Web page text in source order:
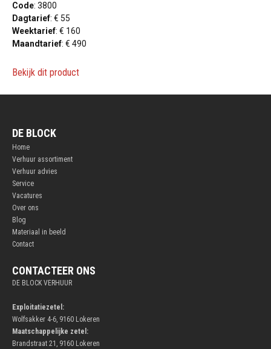
Code: 3800
Dagtarief: € 55
Weektarief: € 160
Maandtarief: € 490
Bekijk dit product
DE BLOCK
Home
Verhuur assortiment
Verhuur advies
Service
Vacatures
Over ons
Blog
Materiaal in beeld
Contact
CONTACTEER ONS
DE BLOCK VERHUUR
Exploitatiezetel:
Wolfsakker 4-6, 9160 Lokeren
Maatschappelijke zetel:
Brandstraat 21, 9160 Lokeren